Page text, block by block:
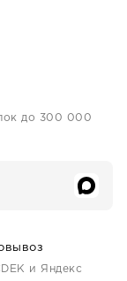
до 300 000
и Яндекс